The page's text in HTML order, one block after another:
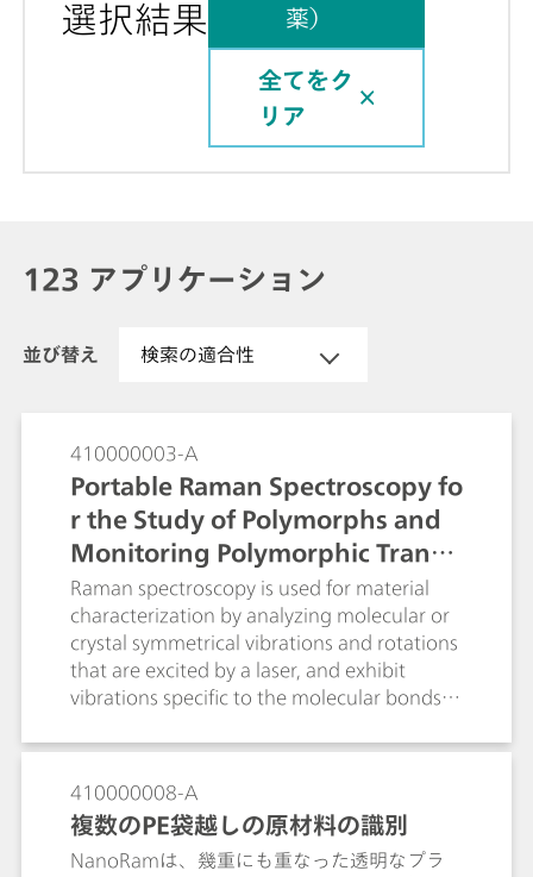
選択結果
薬）
全てをク
リア
123 アプリケーション
並び替え 検索の適合性
410000003-A
Portable Raman Spectroscopy fo
r the Study of Polymorphs and
Monitoring Polymorphic Transit
ions
Raman spectroscopy is used for material
characterization by analyzing molecular or
crystal symmetrical vibrations and rotations
that are excited by a laser, and exhibit
vibrations specific to the molecular bonds
Raman technology is a valuable tool in
Examples of portable Raman spectroscopy
for identification of polymorphs and in
monitoring the polymorphic transiton of
410000008-A
複数のPE袋越しの原材料の識別
NanoRamは、幾重にも重なった透明なプラ